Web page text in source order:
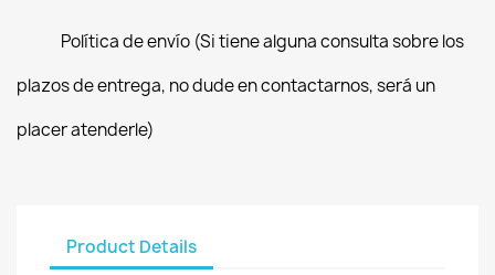
Política de envío (Si tiene alguna consulta sobre los
plazos de entrega, no dude en contactarnos, será un
placer atenderle)
Product Details